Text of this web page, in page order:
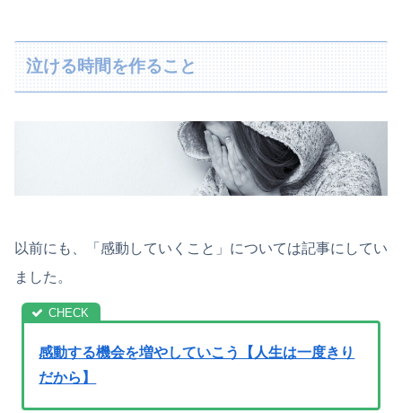
泣ける時間を作ること
以前にも、「感動していくこと」については記事にしてい
ました。
感動する機会を増やしていこう【人生は一度きり
だから】